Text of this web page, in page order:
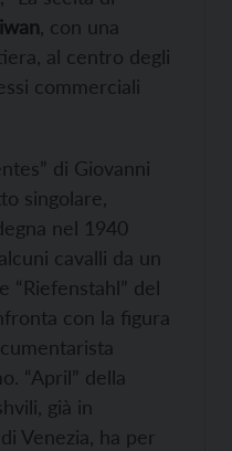
, con una
al centro degli
commerciali
di Giovanni
singolare,
nel 1940
cavalli da un
“Riefenstahl” del
con la figura
“April” della
già in
Venezia, ha per